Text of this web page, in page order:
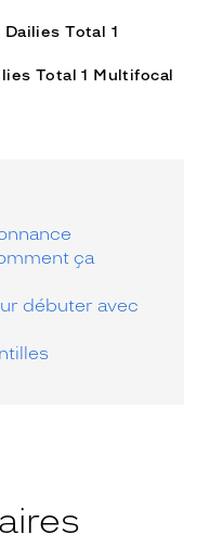
Dailies Total 1
Total 1 Multifocal
ça
débuter avec